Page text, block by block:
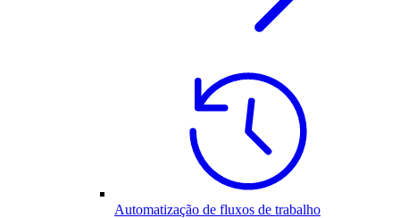
Automatização de fluxos de trabalho